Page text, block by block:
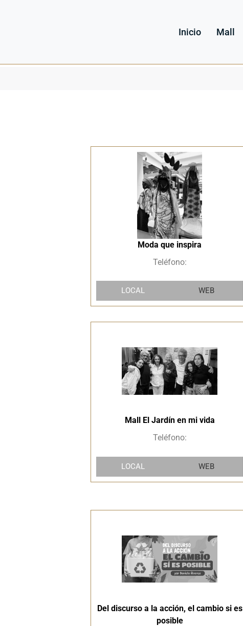
Inicio Mall
Moda que inspira
Teléfono:
LOCAL WEB
Mall El Jardín en mi vida
Teléfono:
LOCAL WEB
Del discurso a la acción, el cambio si es
posible